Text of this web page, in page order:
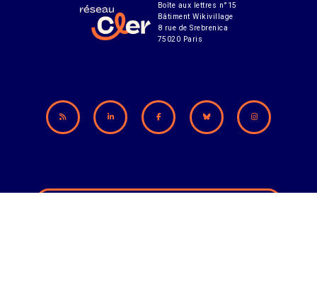
Boîte aux lettres n°15
Bâtiment Wikivillage
8 rue de Srebrenica
75020 Paris